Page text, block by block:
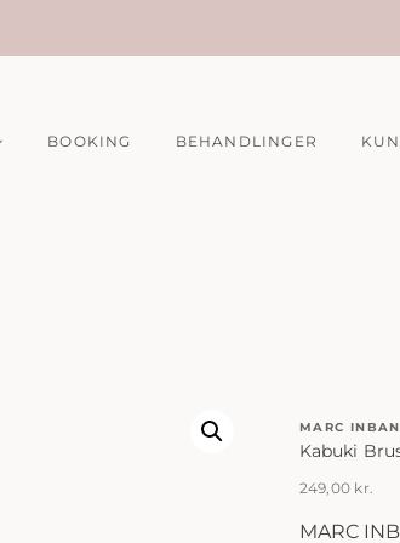
BOOKING BEHANDLINGER
MARC
Kabuki
249,00 kr.
MARC